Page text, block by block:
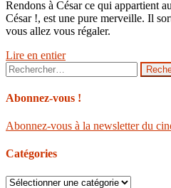
Rendons à César ce qui appartient
César !, est une pure merveille. Il
vous allez vous régaler.
Lire en entier
Rechercher :
Abonnez-vous !
Abonnez-vous à la newsletter du
Catégories
Catégories